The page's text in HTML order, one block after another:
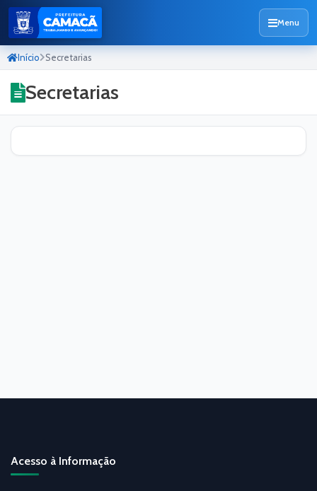
Menu
Início Secretarias
Secretarias
Acesso à Informação